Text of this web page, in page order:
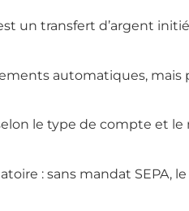
un transfert d’argent
automatiques, mais
le type de compte et
: sans mandat SEPA,